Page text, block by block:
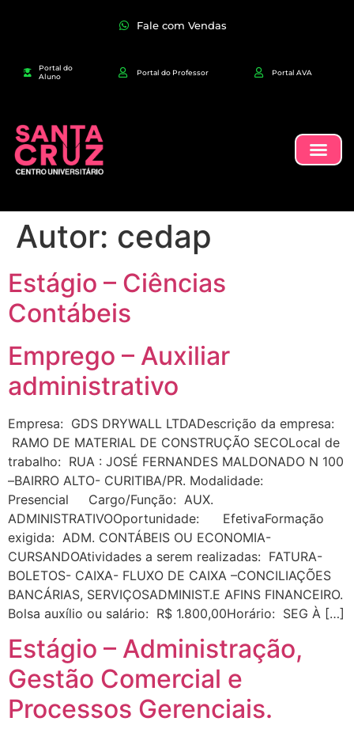
Fale com Vendas
Portal do
Aluno
Portal do Professor Portal AVA
Autor: cedap
Estágio – Ciências
Contábeis
Emprego – Auxiliar
administrativo
Empresa: GDS DRYWALL LTDADescrição da empresa:
RAMO DE MATERIAL DE CONSTRUÇÃO SECOLocal de
trabalho: RUA : JOSÉ FERNANDES MALDONADO N 100
–BAIRRO ALTO- CURITIBA/PR. Modalidade:
Presencial Cargo/Função: AUX.
ADMINISTRATIVOOportunidade: EfetivaFormação
exigida: ADM. CONTÁBEIS OU ECONOMIA-
CURSANDOAtividades a serem realizadas: FATURA-
BOLETOS- CAIXA- FLUXO DE CAIXA –CONCILIAÇÕES
BANCÁRIAS, SERVIÇOSADMINIST.E AFINS FINANCEIRO.
Bolsa auxílio ou salário: R$ 1.800,00Horário: SEG À […]
Estágio – Administração,
Gestão Comercial e
Processos Gerenciais.